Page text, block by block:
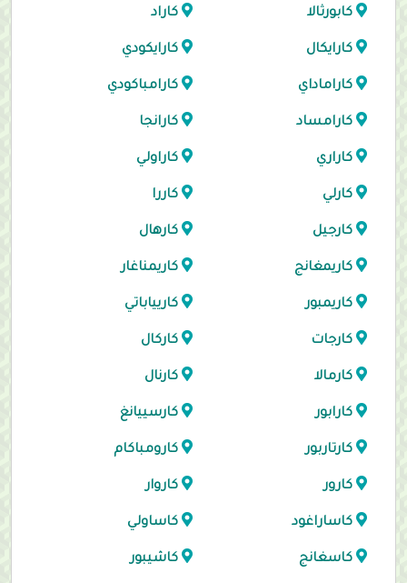
كابورثالا كاراد
كارايكال كارايكودي
كاراماداي كارامباكودي
كارامساد كارانجا
كاراري كاراولي
كارلي كاررا
كارجيل كارهال
كاريمغانج كاريمناغار
كاريمبور كاريياباتي
كارجات كاركال
كارمالا كارنال
كارابور كارسييانغ
كارتاربور كارومباكام
كارور كاروار
كاساراغود كاساولي
كاسغانج كاشيبور